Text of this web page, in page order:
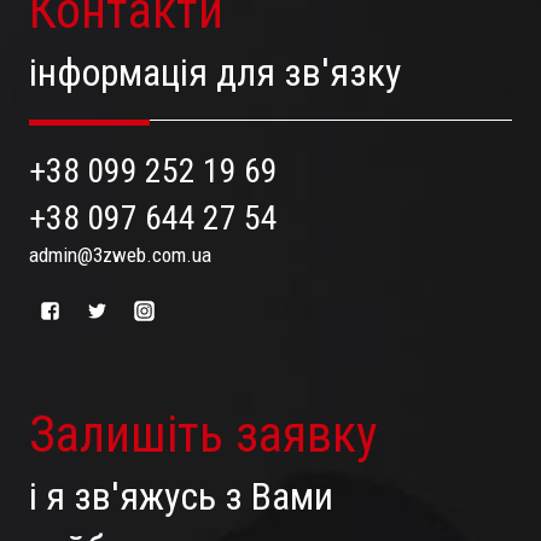
інформація для зв'язку
+38 099 252 19 69
+38 097 644 27 54
admin@3zweb.com.ua
Залишіть заявку
і я зв'яжусь з Вами